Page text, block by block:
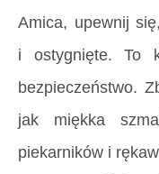
Amica, upewnij
i ostygnięte. To
bezpieczeństwo.
jak miękka
piekarników i